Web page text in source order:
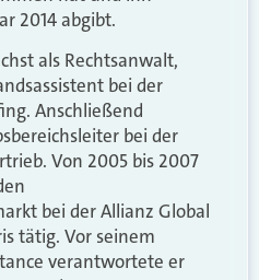
2014 abgibt.
als Rechtsanwalt,
bei der
Anschließend
bei der
Von 2005 bis 2007
bei der Allianz Global
tätig. Vor seinem
verantwortete er